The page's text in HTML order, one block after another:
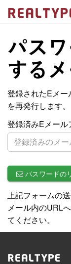
パス
する
登録されたEメ
を再発行します。
登録済みEメール
パスワードの
上記フォームの
メール内のURL
てください。
REALTYPE